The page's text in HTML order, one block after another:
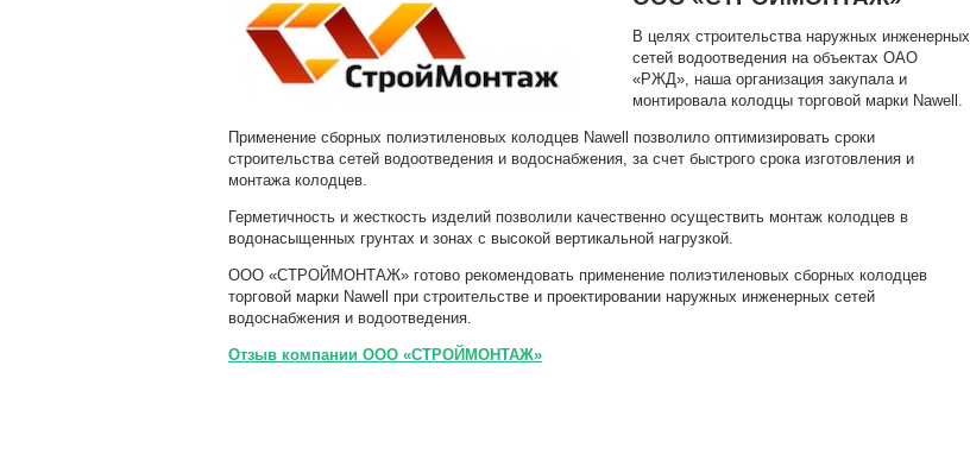
В целях строительства наружных инженерных
сетей водоотведения на объектах ОАО
«РЖД», наша организация закупала и
монтировала колодцы торговой марки Nawell .
Применение сборных полиэтиленовых колодцев Nawell
позволило оптимизировать сроки
строительства сетей водоотведения и водоснабжения, за счет быстрого срока изготовления и
монтажа колодцев.
Герметичность и жесткость изделий позволили качественно осуществить монтаж колодцев в
водонасыщенных грунтах и зонах с высокой вертикальной нагрузкой.
ООО «СТРОЙМОНТАЖ» готово рекомендовать применение полиэтиленовых сборных колодцев
торговой марки Nawell
при строительстве и проектировании наружных инженерных сетей
водоснабжения и водоотведения.
Отзыв компании ООО «СТРОЙМОНТАЖ»